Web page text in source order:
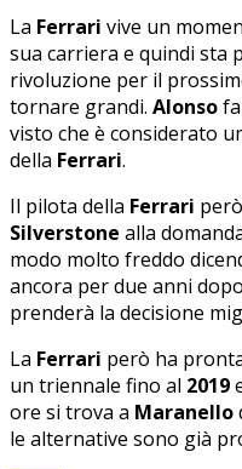
La Ferrari vive un
sua carriera e quindi sta
rivoluzione per il
tornare grandi. Alonso
visto che è considerato
della Ferrari.
Il pilota della Ferrari
Silverstone alla
modo molto freddo
ancora per due anni
prenderà la decisione
La Ferrari però ha
un triennale fino al 2019
ore si trova a Maranello
le alternative sono già